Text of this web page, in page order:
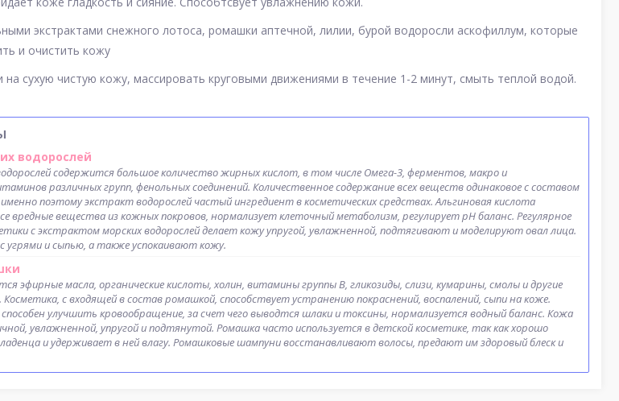
экстрактами снежного лотоса, ромашки аптечной, лилии, бурой водоросли аскофиллум, которые
и очистить кожу
на сухую чистую кожу, массировать круговыми движениями в течение 1-2 минут, смыть теплой водой.
водорослей
содержится большое количество жирных кислот, в том числе Омега-3, ферментов, макро и
различных групп, фенольных соединений. Количественное содержание всех веществ одинаковое с составом
именно поэтому экстракт водорослей частый ингредиент в косметических средствах. Альгиновая кислота
вредные вещества из кожных покровов, нормализует клеточный метаболизм, регулирует pH баланс. Регулярное
с экстрактом морских водорослей делает кожу упругой, увлажненной, подтягивают и моделируют овал лица.
угрями и сыпью, а также успокаивают кожу.
эфирные масла, органические кислоты, холин, витамины группы B, гликозиды, слизи, кумарины, смолы и другие
с входящей в состав ромашкой, способствует устранению покраснений, воспалений, сыпи на коже.
улучшить кровообращение, за счет чего выводтся шлаки и токсины, нормализуется водный баланс. Кожа
увлажненной, упругой и подтянутой. Ромашка часто используется в детской косметике, так как хорошо
и удерживает в ней влагу. Ромашковые шампуни восстанавливают волосы, предают им здоровый блеск и